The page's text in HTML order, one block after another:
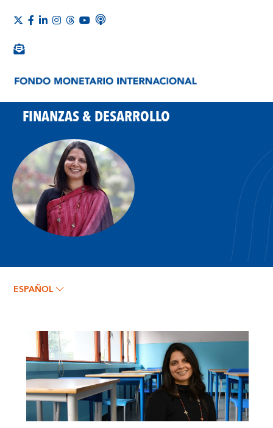
FINANZAS & DESARROLLO
Yamini Aiyar
ESPAÑOL